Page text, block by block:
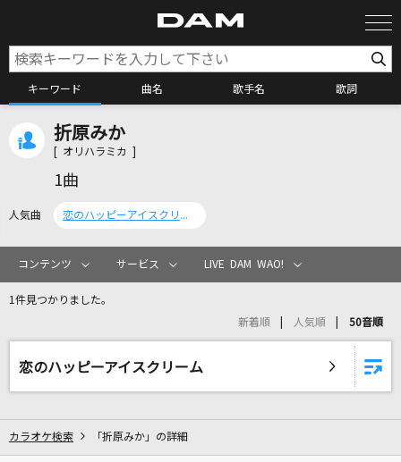
キーワード 曲名 歌手名 歌詞
カラオケリクエスト
リアルタイムで歌われている曲の一覧
不破湊
折原みか
[ オリハラミカ ]
1曲
人気曲 恋のハッピーアイスクリーム
コンテンツ サービス LIVE DAM WAO!
1件見つかりました。
新着順 人気順 50音順
恋のハッピーアイスクリーム
カラオケ検索 「折原みか」の詳細